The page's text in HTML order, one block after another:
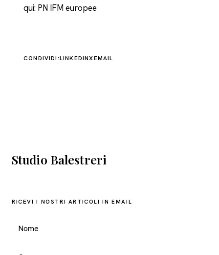
qui: PN IFM europee
CONDIVIDI:LINKEDINXEMAIL
Studio Balestreri
RICEVI I NOSTRI ARTICOLI IN EMAIL